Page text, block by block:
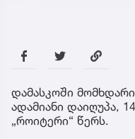
დამასკოში
ადამიანი დაიღუპა,
„როიტერი“ წერს.